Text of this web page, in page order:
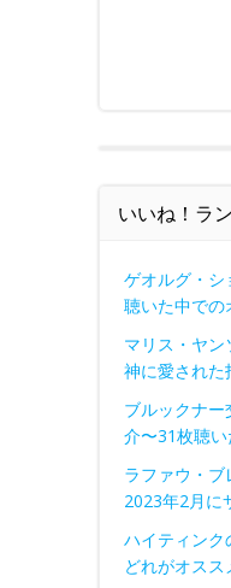
いいね！ラ
ゲオルグ・
聴いた中での
マリス・ヤ
神に愛された
ブルックナ
介〜31枚聴い
ラファウ・ブ
2023年2月に
ハイティンク
どれがオスス